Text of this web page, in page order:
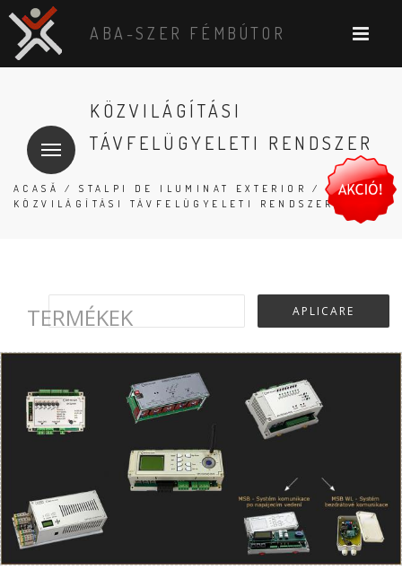
ABA-SZER FÉMBÚTOR
KÖZVILÁGÍTÁSI
TÁVFELÜGYELETI RENDSZER
ACASĂ /STALPI DE ILUMINAT EXTERIOR/
KÖZVILÁGÍTÁSI TÁVFELÜGYELETI RENDSZER
TERMÉKEK